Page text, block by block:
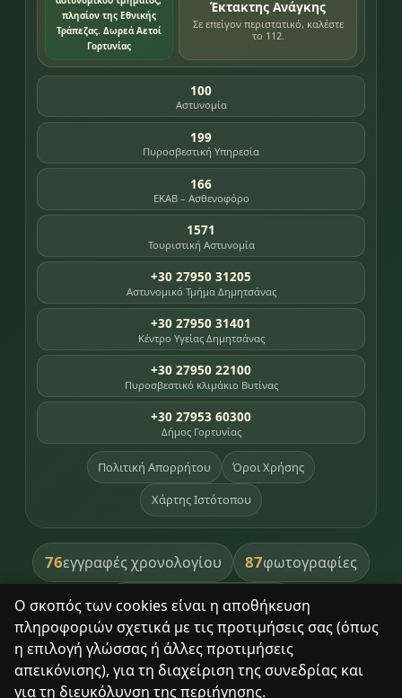
Ο σκοπός των cookies είναι η αποθήκευση
πληροφοριών σχετικά με τις προτιμήσεις σας (όπως
η επιλογή γλώσσας ή άλλες προτιμήσεις
απεικόνισης), για τη διαχείριση της συνεδρίας και
για τη διευκόλυνση της περιήγησης.
πλησίον της Εθνικής
Τράπεζας. Δωρεά Αετοί
Γορτυνίας
Έκτακτης Ανάγκης
Σε επείγον περιστατικό, καλέστε
το 112.
100
Αστυνομία
199
Πυροσβεστική Υπηρεσία
166
ΕΚΑΒ – Ασθενοφόρο
1571
Τουριστική Αστυνομία
+30 27950 31205
Αστυνομικό Τμήμα Δημητσάνας
+30 27950 31401
Κέντρο Υγείας Δημητσάνας
+30 27950 22100
Πυροσβεστικό κλιμάκιο Βυτίνας
+30 27953 60300
Δήμος Γορτυνίας
Πολιτική Απορρήτου Όροι Χρήσης
Χάρτης Ιστότοπου
76εγγραφές χρονολογίου 87φωτογραφίες
391βιβλία βιβλιοθήκης
8σημεία κληρονομιάς